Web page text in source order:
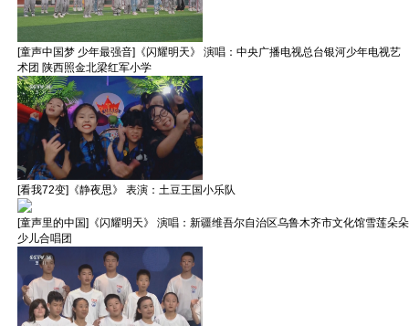
[童声中国梦 少年最强音]《闪耀明天》 演唱：中央广播电视总台银河少年电视艺
术团 陕西照金北梁红军小学
[看我72变]《静夜思》 表演：土豆王国小乐队
[童声里的中国]《闪耀明天》 演唱：新疆维吾尔自治区乌鲁木齐市文化馆雪莲朵朵
少儿合唱团